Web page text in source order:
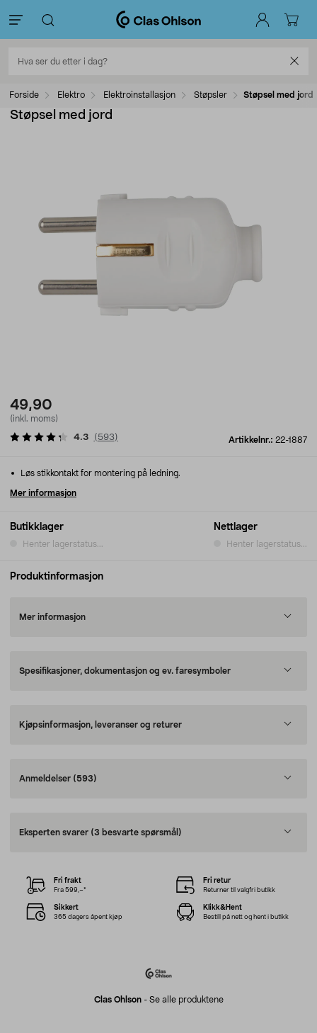
Forside Elektro Elektroinstallasjon Støpsler Støpsel med jord
Støpsel med jord
49,90
(inkl. moms)
Artikkelnr.: 22-1887
4.3 ( 593)
Butikklager
Henter lagerstatus...
Nettlager
Henter lagerstatus...
Løs stikkontakt for montering på ledning.
Mer informasjon
Produktinformasjon
Mer informasjon
Spesifikasjoner, dokumentasjon og ev. faresymboler
Kjøpsinformasjon, leveranser og returer
Anmeldelser (593)
Eksperten svarer (3 besvarte spørsmål)
Clas Ohlson- Se alle produktene
Fri frakt
Fra 599,–*
Fri retur
Returner til valgfri butikk
Sikkert
365 dagers åpent kjøp
Klikk&Hent
Bestill på nett og hent i butikk